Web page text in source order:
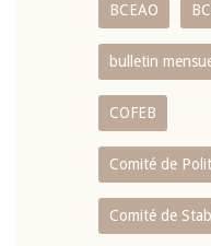
BCEAO
bulletin
COFEB
Comité de
Comité de